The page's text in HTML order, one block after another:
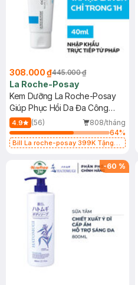
308.000 ₫445.000 ₫
La Roche-Posay
Kem Dưỡng La Roche-Posay
Giúp Phục Hồi Da Đa Công
Dụng 40ml
4.9 (56)
808/tháng
64%
Bill La roche-posay 399K Tặng
(SL có hạn)
-60 %